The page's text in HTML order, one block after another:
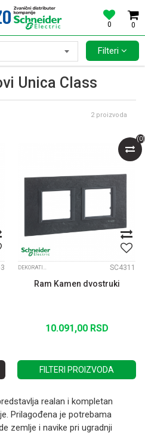
0
0
OSIGURACA SCHNEIDER ELECTRIC
(0)
Unica Class
Filteri
2proizvoda
DEKORATIVNI RAMOVI UNICA CLASS SC4311
Ram Kamen dvostruki
10.091,00 RSD
FILTERI PROIZVODA
realan i kompletan
Prilagođena je potrebama
zemlje i navike pri ugradnji